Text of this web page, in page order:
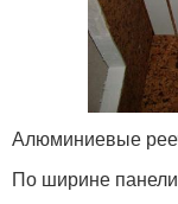
Алюминиевые
По ширине